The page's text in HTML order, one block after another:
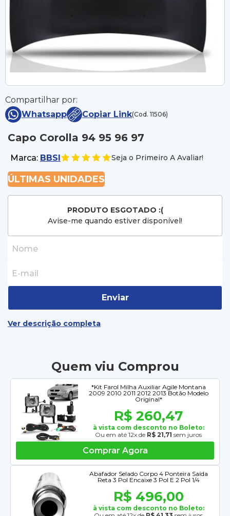
Compartilhar por:
Whatsapp
Copiar Link(Cod. 11506)
Capo Corolla 94 95 96 97
Marca: BBSI Seja o Primeiro A Avaliar!
ÚLTIMAS UNIDADES
PRODUTO ESGOTADO :(
Avise-me quando estiver disponível!
Enviar
Ver descrição completa
Quem viu Comprou
*Kit Farol Milha Auxiliar Agile Montana
2009 2010 2011 2012 2013 Botão Modelo
Original*
R$ 260,47
à vista com desconto no Boleto:
Ou em até 12x de R$ 21,71 sem juros
Comprar Agora
Abafador Selado Corpo 4 Ponteira Saída
Reta 3 Pol Encaixe 3 Pol E 2 Pol 1/4
R$ 496,00
à vista com desconto no Boleto: